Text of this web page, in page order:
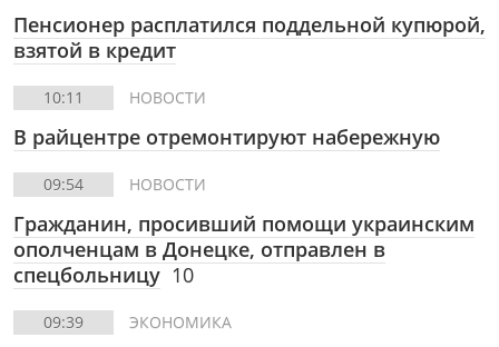
Пенсионер расплатился поддельной купюрой,
взятой в кредит
10:11 НОВОСТИ
В райцентре отремонтируют набережную
09:54 НОВОСТИ
Гражданин, просивший помощи украинским
ополченцам в Донецке, отправлен в
спецбольницу 10
09:39 ЭКОНОМИКА